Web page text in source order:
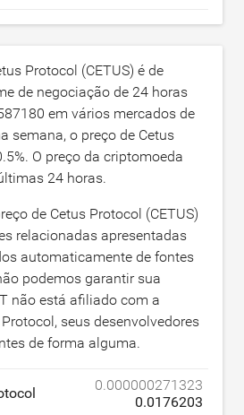
Protocol (CETUS) é de
de negociação de 24 horas
em vários mercados de
semana, o preço de Cetus
%. O preço da criptomoeda
24 horas.
de Cetus Protocol (CETUS)
relacionadas apresentadas
automaticamente de fontes
podemos garantir sua
não está afiliado com a
seus desenvolvedores
de forma alguma.
0.000000271323
0.0176203